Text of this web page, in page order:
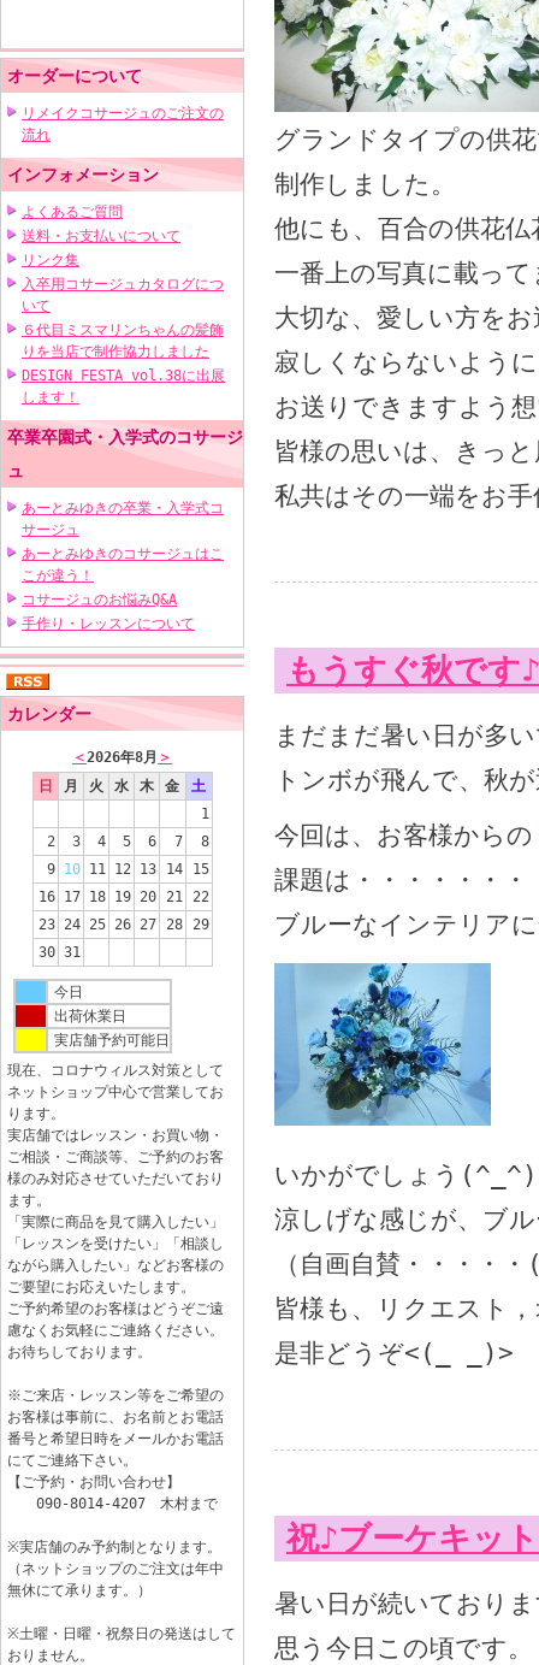
オーダーについて
リメイクコサージュのご注文の
流れ
インフォメーション
よくあるご質問
送料・お支払いについて
リンク集
入卒用コサージュカタログにつ
いて
６代目ミスマリンちゃんの髪飾
りを当店で制作協力しました
DESIGN FESTA vol.38に出展
します！
卒業卒園式・入学式のコサージ
ュ
あーとみゆきの卒業・入学式コ
サージュ
あーとみゆきのコサージュはこ
こが違う！
コサージュのお悩みQ&A
手作り・レッスンについて
カレンダー
＜2026年8月 ＞
日
月 火 水 木 金
土
1
2
3 4 5 6 7
8
9
10 11 12 13 14
15
16
17 18 19 20 21
22
23
24 25 26 27 28
29
30 31
今日
出荷休業日
実店舗予約可能日
現在、コロナウィルス対策として
ネットショップ中心で営業してお
ります。
実店舗ではレッスン・お買い物・
ご相談・ご商談等、ご予約のお客
様のみ対応させていただいており
ます。
「実際に商品を見て購入したい」
「レッスンを受けたい」「相談し
ながら購入したい」などお客様の
ご要望にお応えいたします。
ご予約希望のお客様はどうぞご遠
慮なくお気軽にご連絡ください。
お待ちしております。
※ご来店・レッスン等をご希望の
お客様は事前に、お名前とお電話
番号と希望日時をメールかお電話
にてご連絡下さい。
【ご予約・お問い合わせ】
090-8014-4207 木村まで
※実店舗のみ予約制となります。
（ネットショップのご注文は年中
無休にて承ります。）
※土曜・日曜・祝祭日の発送はして
おりません。
グランドタイプの供
制作しました。
他にも、百合の供花
一番上の写真に載っ
大切な、愛しい方を
寂しくならないよう
お送りできますよう
皆様の思いは、きっ
私共はその一端をお
もうすぐ秋です♪
まだまだ暑い日が多
トンボが飛んで、秋
今回は、お客様から
課題は・・・・・・・
ブルーなインテリア
いかがでしょう
涼しげな感じが、ブ
（自画自賛・・・
皆様も、リクエスト
是非どうぞ<(_ _)>
祝♪ブーケキッ
暑い日が続いており
思う今日この頃です。